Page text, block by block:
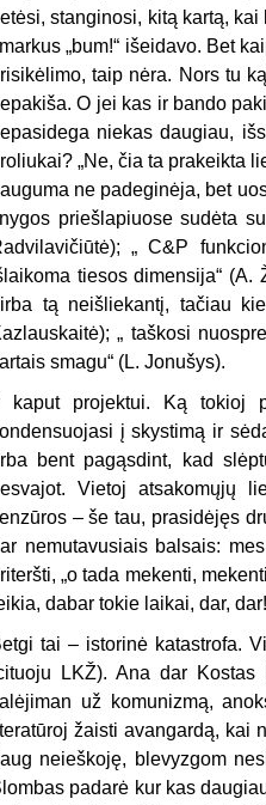
stanginosi, kitą kartą,
„bum!“ išeidavo. Bet
taip nėra. Nors tu
O jei kas ir bando
niekas daugiau,
„Ne, čia ta prakeikta
ne padeginėja, bet
priešlapiuose sudėta
„ C&P
tiesos dimensija“ (A.
tą neišliekantį, tačiau
„ taškosi
smagu“ (L. Jonušys).
kaput projektui. Ką tokioj
į skystimą ir
bent pagąsdint, kad
Vietoj atsakomųjų
– še tau, prasidėjęs
nemutavusiais balsais:
„o tada mekenti,
dabar tokie laikai, dar,
tai – istorinė katastrofa.
LKŽ). Ana dar Kostas
už komunizmą,
žaisti avangardą, kai
neieškoję, blevyzgom
padarė kur kas